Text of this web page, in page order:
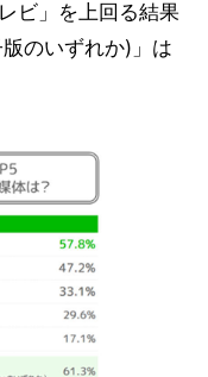
ビ」を上回る結果
のいずれか)」は